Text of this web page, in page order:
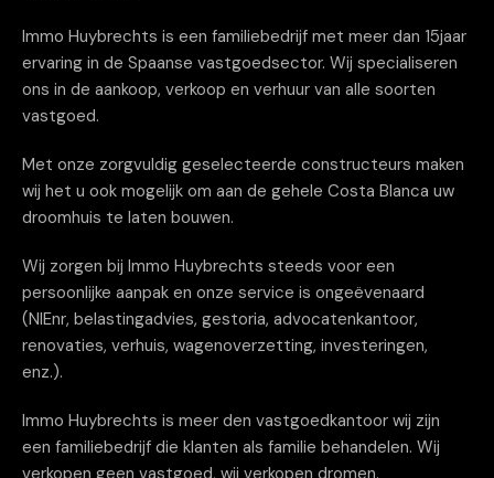
Immo Huybrechts is een familiebedrijf met meer dan 15jaar
ervaring in de Spaanse vastgoedsector. Wij specialiseren
ons in de aankoop, verkoop en verhuur van alle soorten
vastgoed.
Met onze zorgvuldig geselecteerde constructeurs maken
wij het u ook mogelijk om aan de gehele Costa Blanca uw
droomhuis te laten bouwen.
Wij zorgen bij Immo Huybrechts steeds voor een
persoonlijke aanpak en onze service is ongeëvenaard
(NIEnr, belastingadvies, gestoria, advocatenkantoor,
renovaties, verhuis, wagenoverzetting, investeringen,
enz.).
Immo Huybrechts is meer den vastgoedkantoor wij zijn
een familiebedrijf die klanten als familie behandelen. Wij